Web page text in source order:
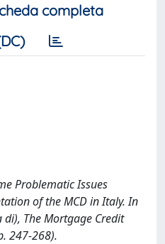
completa
Problematic Issues
of the MCD in Italy. In
di), The Mortgage Credit
247-268).